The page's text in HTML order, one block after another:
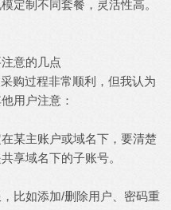
定制不同套餐，灵活性高。
意的几点
购过程非常顺利，但我认为
用户注意：
某主账户或域名下，要清楚
享域名下的子账号。
比如添加/删除用户、密码重